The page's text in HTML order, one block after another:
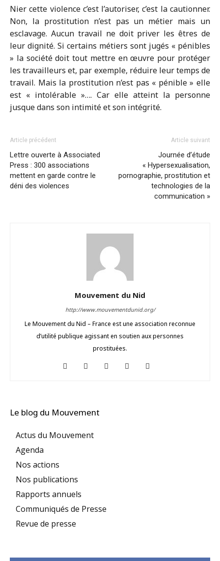
Nier cette violence c’est l’autoriser, c’est la cautionner.
Non, la prostitution n’est pas un métier mais un
esclavage. Aucun travail ne doit priver les êtres de
leur dignité. Si certains métiers sont jugés « pénibles
» la société doit tout mettre en œuvre pour protéger
les travailleurs et, par exemple, réduire leur temps de
travail. Mais la prostitution n’est pas « pénible » elle
est « intolérable »…. Car elle atteint la personne
jusque dans son intimité et son intégrité.
Article précédent
Lettre ouverte à Associated
Press : 300 associations
mettent en garde contre le
déni des violences
Article suivant
Journée d’étude
« Hypersexualisation,
pornographie, prostitution et
technologies de la
communication »
Mouvement du Nid
http://www.mouvementdunid.org/
Le Mouvement du Nid – France est une association reconnue
d’utilité publique agissant en soutien aux personnes
prostituées.
Le blog du Mouvement
Actus du Mouvement
Agenda
Nos actions
Nos publications
Rapports annuels
Communiqués de Presse
Revue de presse